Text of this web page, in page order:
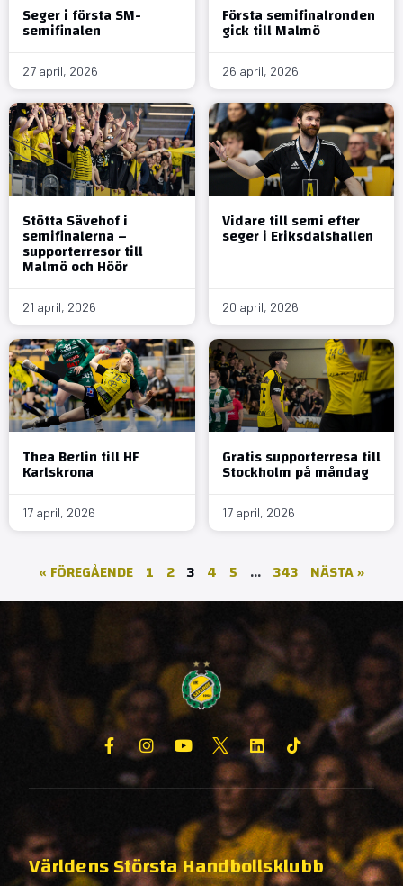
Seger i första SM-
semifinalen
27 april, 2026
Första semifinalronden
gick till Malmö
26 april, 2026
Stötta Sävehof i
semifinalerna –
supporterresor till
Malmö och Höör
21 april, 2026
Vidare till semi efter
seger i Eriksdalshallen
20 april, 2026
Thea Berlin till HF
Karlskrona
17 april, 2026
Gratis supporterresa till
Stockholm på måndag
17 april, 2026
« FÖREGÅENDE 1 2 3 4 5 … 343 NÄSTA »
Världens Största Handbollsklubb